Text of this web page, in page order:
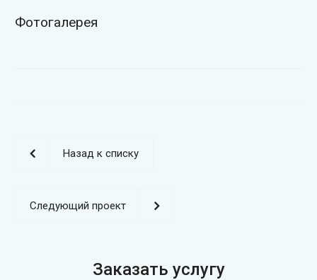
Фотогалерея
Назад к списку
Следующий проект
Заказать услугу